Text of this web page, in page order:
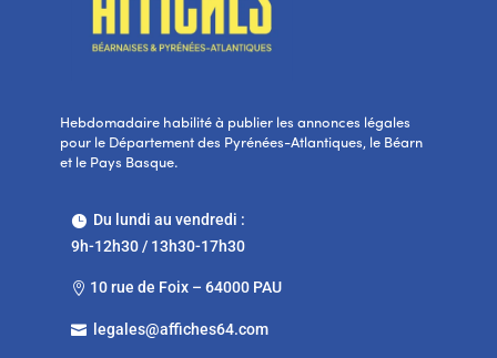
Hebdomadaire habilité à publier les annonces légales
pour le Département des Pyrénées-Atlantiques, le Béarn
et le Pays Basque.
Du lundi au vendredi :
9h-12h30 / 13h30-17h30
 10 rue de Foix – 64000 PAU
 legales@affiches64.com